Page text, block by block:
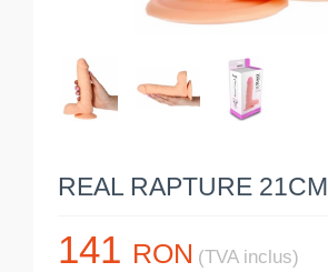
REAL RAPTURE 21CM
141 RON (TVA inclus)